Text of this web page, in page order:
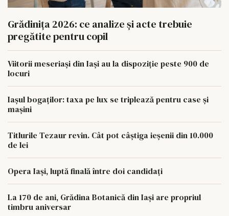
Grădinița 2026: ce analize și acte trebuie
pregătite pentru copil
Viitorii meseriași din Iași au la dispoziție peste 900 de
locuri
Iașul bogaților: taxa pe lux se triplează pentru case și
mașini
Titlurile Tezaur revin. Cât pot câștiga ieșenii din 10.000
de lei
Opera Iași, luptă finală între doi candidați
La 170 de ani, Grădina Botanică din Iași are propriul
timbru aniversar